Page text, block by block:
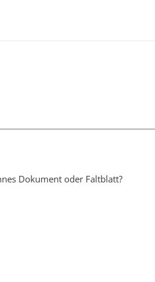
Dokument oder Faltblatt?